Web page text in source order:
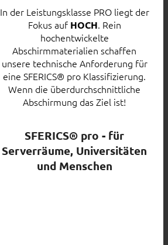
In der Leistungsklasse PRO liegt der
Fokus auf HOCH. Rein
hochentwickelte
Abschirmmaterialien schaffen
unsere technische Anforderung für
eine SFERICS® pro Klassifizierung.
Wenn die überdurchschnittliche
Abschirmung das Ziel ist!
SFERICS® pro - für
Serverräume, Universitäten
und Menschen